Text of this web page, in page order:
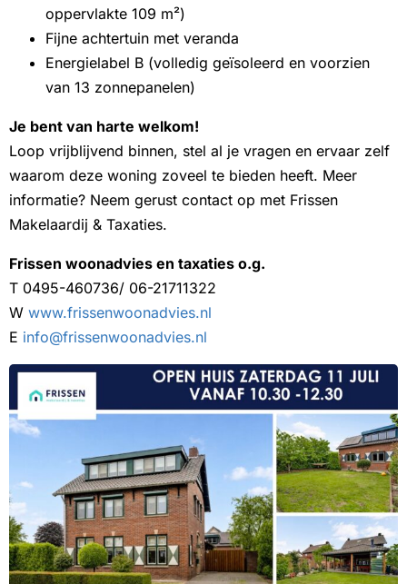
oppervlakte 109 m²)
Fijne achtertuin met veranda
Energielabel B (volledig geïsoleerd en voorzien
van 13 zonnepanelen)
Je bent van harte welkom!
Loop vrijblijvend binnen, stel al je vragen en ervaar zelf
waarom deze woning zoveel te bieden heeft. Meer
informatie? Neem gerust contact op met Frissen
Makelaardij & Taxaties.
Frissen woonadvies en taxaties o.g.
T 0495-460736/ 06-21711322
W www.frissenwoonadvies.nl
E info@frissenwoonadvies.nl